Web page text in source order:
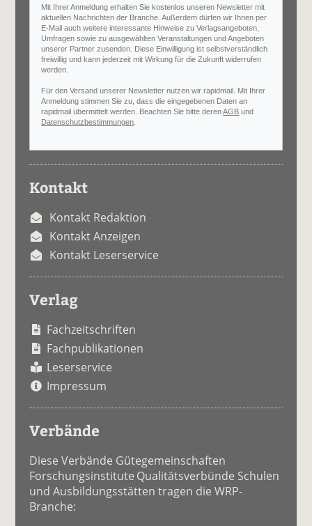
Mit Ihrer Anmeldung erhalten Sie kostenlos unseren Newsletter mit
aktuellen Nachrichten der Branche. Außerdem dürfen wir Ihnen per
E-Mail auch weitere interessante Hinweise zu Verlagsangeboten,
Umfragen sowie zu ausgewählten Veranstaltungen und Angeboten
unserer Partner zusenden. Diese Einwilligung ist selbstverständlich
freiwillig und kann jederzeit mit Wirkung für die Zukunft widerrufen
werden.
Für den Versand unserer Newsletter nutzen wir rapidmail. Mit Ihrer
Anmeldung stimmen Sie zu, dass die eingegebenen Daten an
rapidmail übermittelt werden. Beachten Sie bitte derenAGB und
Datenschutzbestimmungen
Kontakt
Kontakt Redaktion
Kontakt Anzeigen
Kontakt Leserservice
Verlag
Fachzeitschriften
Fachpublikationen
Leserservice
Impressum
Verbände
Diese Verbände Gütegemeinschaften
Forschungsinstitute Qualitätsverbünde Schulen
und Ausbildungsstätten tragen die WRP-
Branche: